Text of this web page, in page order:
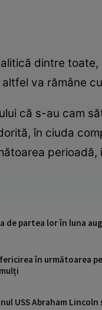
dintre
va rămâne
că s-au cam
în ciuda
de partea lor în luna
în următoarea
USS Abraham